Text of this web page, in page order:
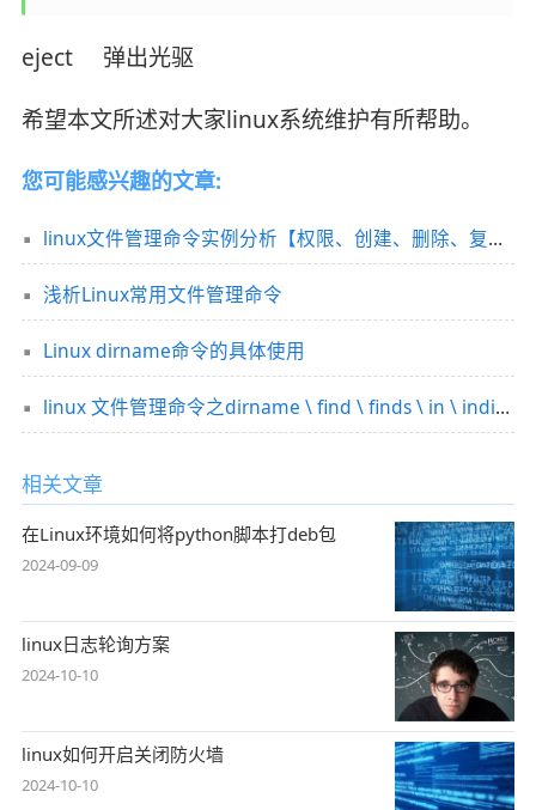
eject 弹出光驱
希望本文所述对大家linux系统维护有所帮助。
您可能感兴趣的文章:
linux文件管理命令实例分析【权限、创建、删除、复制、移动、搜索等】
浅析Linux常用文件管理命令
Linux dirname命令的具体使用
linux 文件管理命令之dirname \ find \ finds \ in \ indir详解
相关文章
在Linux环境如何将python脚本打deb包
2024-09-09
linux日志轮询方案
2024-10-10
linux如何开启关闭防火墙
2024-10-10